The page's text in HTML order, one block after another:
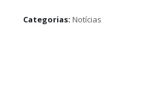
Categorias: Notícias